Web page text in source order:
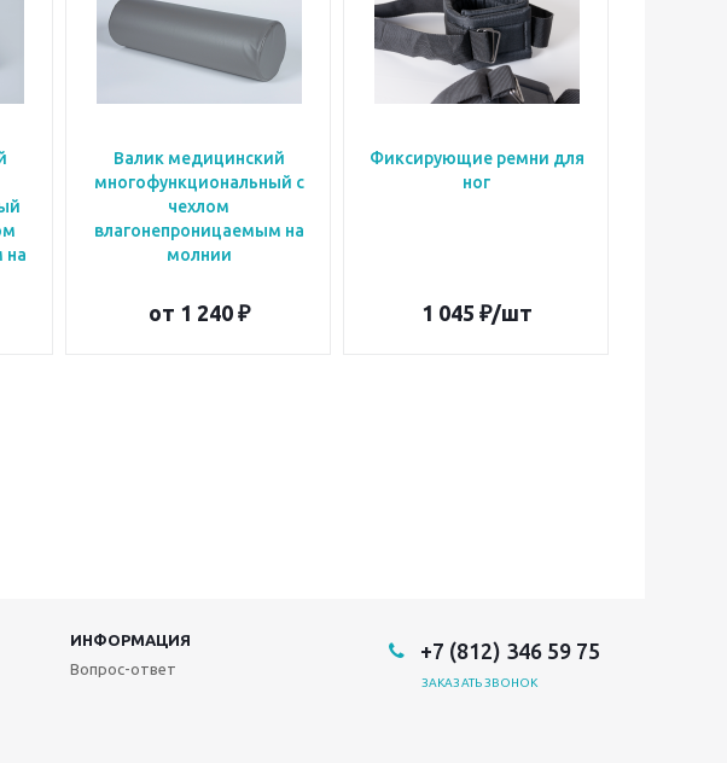
на
Валик медицинский
многофункциональный с
чехлом
влагонепроницаемым на
молнии
от 1 240 ₽
Фиксирующие ремни для
ног
1 045 ₽/шт
ИНФОРМАЦИЯ
Вопрос-ответ
+7 (812) 346 59 75
ЗАКАЗАТЬ ЗВОНОК